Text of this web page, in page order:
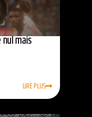
nul mais
LIRE PLUS